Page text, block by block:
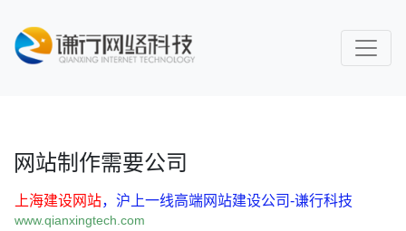
网站制作需要公司
上海建设网站，沪上一线高端网站建设公司-谦行科技
www.qianxingtech.com